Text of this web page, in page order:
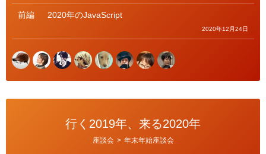
前編 2020年のJavaScript
2020年12月24日
行く2019年、来る2020年
座談会 > 年末年始座談会